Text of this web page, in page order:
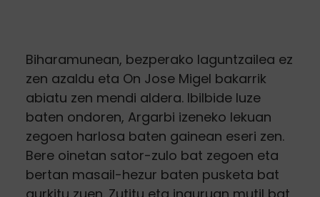
Biharamunean, bezperako laguntzailea ez
zen azaldu eta On Jose Migel bakarrik
abiatu zen mendi aldera. Ibilbide luze
baten ondoren, Argarbi izeneko lekuan
zegoen harlosa baten gainean eseri zen.
Bere oinetan sator-zulo bat zegoen eta
bertan masail-hezur baten pusketa bat